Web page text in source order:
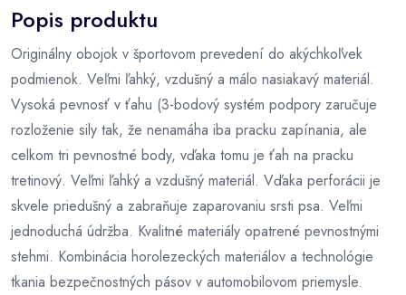
Popis produktu
Originálny obojok v športovom prevedení do akýchkoľvek
podmienok. Veľmi ľahký, vzdušný a málo nasiakavý materiál.
Vysoká pevnosť v ťahu (3-bodový systém podpory zaručuje
rozloženie sily tak, že nenamáha iba pracku zapínania, ale
celkom tri pevnostné body, vďaka tomu je ťah na pracku
tretinový. Veľmi ľahký a vzdušný materiál. Vďaka perforácii je
skvele priedušný a zabraňuje zaparovaniu srsti psa. Veľmi
jednoduchá údržba. Kvalitné materiály opatrené pevnostnými
stehmi. Kombinácia horolezeckých materiálov a technológie
tkania bezpečnostných pásov v automobilovom priemysle.